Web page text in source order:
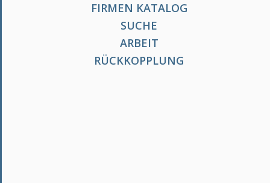
FIRMEN KATALOG
SUCHE
ARBEIT
RÜCKKOPPLUNG